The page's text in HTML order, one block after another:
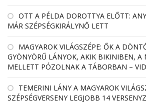
OTT A PÉLDA DOROTTYA ELŐTT:
MÁR SZÉPSÉGKIRÁLYNŐ LETT
MAGYAROK VILÁGSZÉPE: ŐK A
GYÖNYÖRŰ LÁNYOK, AKIK BIKINIBEN, A
MELLETT PÓZOLNAK A TÁBORBAN –
TEMERINI LÁNY A MAGYAROK
SZÉPSÉGVERSENY LEGJOBB 14